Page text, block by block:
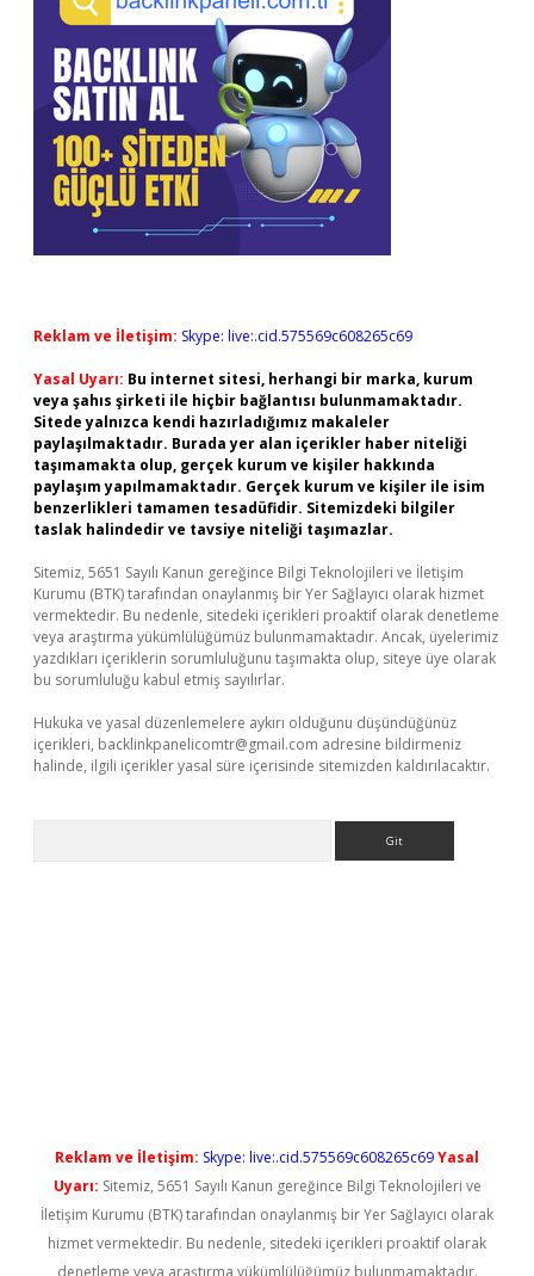
Reklam ve İletişim: Skype: live:.cid.575569c608265c69
Yasal Uyarı: Bu internet sitesi, herhangi bir marka, kurum
veya şahıs şirketi ile hiçbir bağlantısı bulunmamaktadır.
Sitede yalnızca kendi hazırladığımız makaleler
paylaşılmaktadır. Burada yer alan içerikler haber niteliği
taşımamakta olup, gerçek kurum ve kişiler hakkında
paylaşım yapılmamaktadır. Gerçek kurum ve kişiler ile isim
benzerlikleri tamamen tesadüfidir. Sitemizdeki bilgiler
taslak halindedir ve tavsiye niteliği taşımazlar.
Sitemiz, 5651 Sayılı Kanun gereğince Bilgi Teknolojileri ve İletişim
Kurumu (BTK) tarafından onaylanmış bir Yer Sağlayıcı olarak hizmet
vermektedir. Bu nedenle, sitedeki içerikleri proaktif olarak denetleme
veya araştırma yükümlülüğümüz bulunmamaktadır. Ancak, üyelerimiz
yazdıkları içeriklerin sorumluluğunu taşımakta olup, siteye üye olarak
bu sorumluluğu kabul etmiş sayılırlar.
Hukuka ve yasal düzenlemelere aykırı olduğunu düşündüğünüz
içerikleri, backlinkpanelicomtr@gmail.com adresine bildirmeniz
halinde, ilgili içerikler yasal süre içerisinde sitemizden kaldırılacaktır.
Reklam ve İletişim: Skype: live:.cid.575569c608265c69Yasal
Uyarı: Sitemiz, 5651 Sayılı Kanun gereğince Bilgi Teknolojileri ve
İletişim Kurumu (BTK) tarafından onaylanmış bir Yer Sağlayıcı olarak
hizmet vermektedir. Bu nedenle, sitedeki içerikleri proaktif olarak
denetleme veya araştırma yükümlülüğümüz bulunmamaktadır.